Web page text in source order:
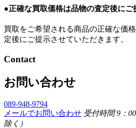
●正確な買取価格は品物の査定後にご
買取をご希望される商品の正確な価
定後にご提示させていただきます。
Contact
お問い合わせ
089-948-9794
メールでお問い合わせ 受付時間 9：
除く）